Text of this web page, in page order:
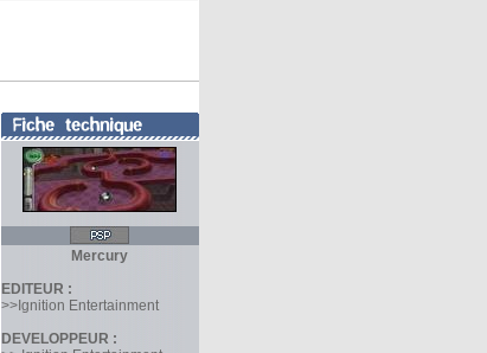
Mercury
EDITEUR :
>>Ignition Entertainment
DEVELOPPEUR :